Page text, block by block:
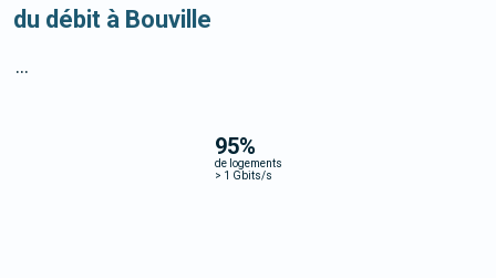
du débit à Bouville
95%
de logements
> 1 Gbits/s
...